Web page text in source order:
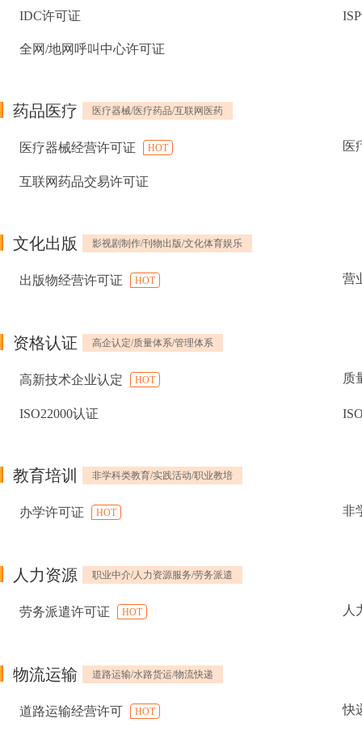
IDC许可证
全网/地网呼叫中心许可证
药品医疗 医疗器械/医疗药品/互联网医药
医疗器械经营许可证 HOT 医
互联网药品交易许可证
文化出版 影视剧制作/刊物出版/文化体育娱乐
出版物经营许可证 HOT 营
资格认证 高企认定/质量体系/管理体系
高新技术企业认定 HOT 质
ISO22000认证
教育培训 非学科类教育/实践活动/职业教培
办学许可证 HOT 非
人力资源 职业中介/人力资源服务/劳务派遣
劳务派遣许可证 HOT 人
物流运输 道路运输/水路货运/物流快递
道路运输经营许可 HOT 快